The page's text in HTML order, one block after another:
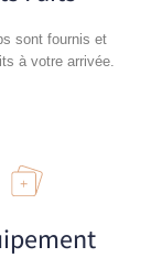
sont fournis et
à votre arrivée.